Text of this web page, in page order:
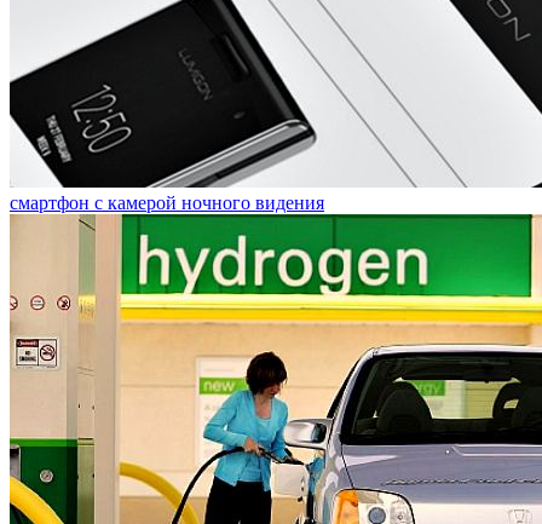
смартфон с камерой ночного видения